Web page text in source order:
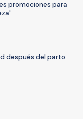
promociones para
después del parto